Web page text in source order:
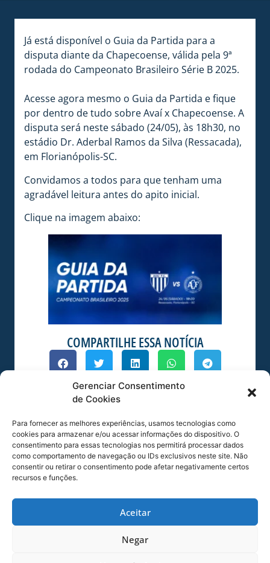
Gerenciar Consentimento
de Cookies
Para fornecer as melhores experiências, usamos tecnologias como
cookies para armazenar e/ou acessar informações do dispositivo. O
consentimento para essas tecnologias nos permitirá processar dados
como comportamento de navegação ou IDs exclusivos neste site. Não
consentir ou retirar o consentimento pode afetar negativamente certos
recursos e funções.
Aceitar
Negar
Já está disponível o Guia da Partida para a
disputa diante da Chapecoense, válida pela 9ª
rodada do Campeonato Brasileiro Série B 2025.
Acesse agora mesmo o Guia da Partida e fique
por dentro de tudo sobre Avaí x Chapecoense. A
disputa será neste sábado (24/05), às 18h30, no
estádio Dr. Aderbal Ramos da Silva (Ressacada),
em Florianópolis-SC.
Convidamos a todos para que tenham uma
agradável leitura antes do apito inicial.
Clique na imagem abaixo:
COMPARTILHE ESSA NOTÍCIA
MAIS NOTÍCIAS
ESTÁDIO DA RESSACADA RECEBE XVIII
CURSO DE OPERAÇÕES DE CONTROLE DE